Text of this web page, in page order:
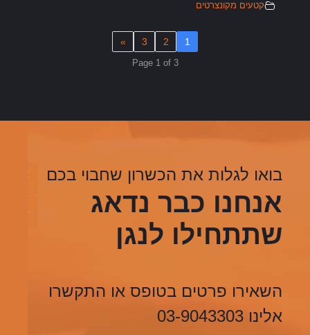
קטעים מקונצרטים
1
2
3
»
Page 1 of 3
בואו לגלות את הכשרון שחבוי בכם
אנחנו כבר נדאג
שתתחילו לנגן
השאירו פרטים בטופס או התקשרו
אלינו 03-9043303